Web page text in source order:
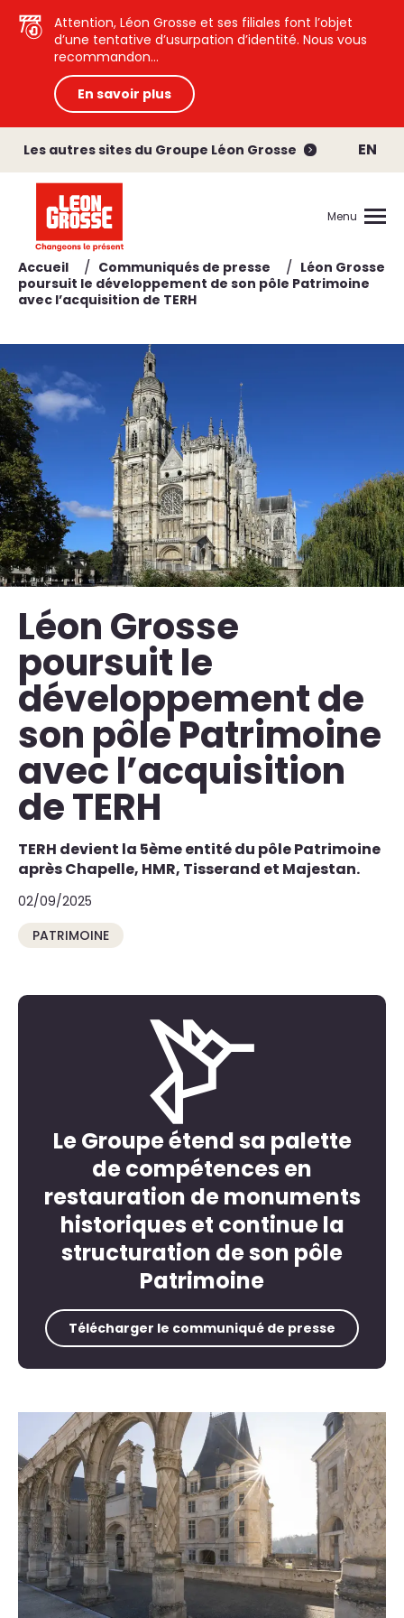
Attention, Léon Grosse et ses filiales font l’objet
d’une tentative d’usurpation d’identité. Nous vous
recommandon...
En savoir plus
Les autres sites du Groupe Léon Grosse EN
Menu
Accueil / Communiqués de presse / Léon Grosse
poursuit le développement de son pôle Patrimoine
avec l’acquisition de TERH
Léon Grosse
poursuit le
développement de
son pôle Patrimoine
avec l’acquisition
de TERH
TERH devient la 5ème entité du pôle Patrimoine
après Chapelle, HMR, Tisserand et Majestan.
02/09/2025
PATRIMOINE
Le Groupe étend sa palette
de compétences en
restauration de monuments
historiques et continue la
structuration de son pôle
Patrimoine
Télécharger le communiqué de presse